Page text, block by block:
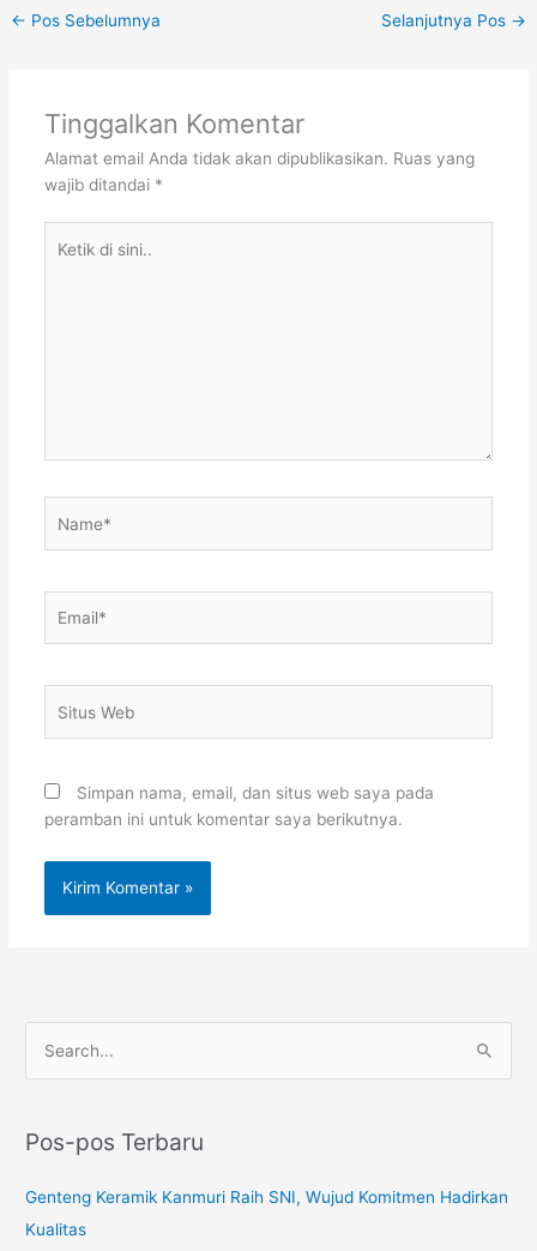
← Pos Sebelumnya Selanjutnya Pos →
Tinggalkan Komentar
Alamat email Anda tidak akan dipublikasikan. Ruas yang
wajib ditandai *
Web
Simpan nama, email, dan situs web saya pada
peramban ini untuk komentar saya berikutnya.
iPos-pos Terbaru
Genteng Keramik Kanmuri Raih SNI, Wujud Komitmen Hadirkan
Kualitas